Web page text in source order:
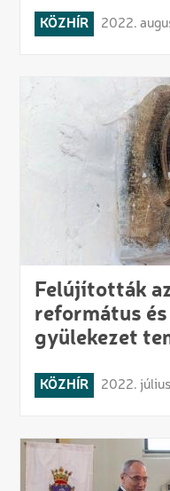
KÖZHÍR 2022.
Felújították
református
gyülekezet
KÖZHÍR 2022.